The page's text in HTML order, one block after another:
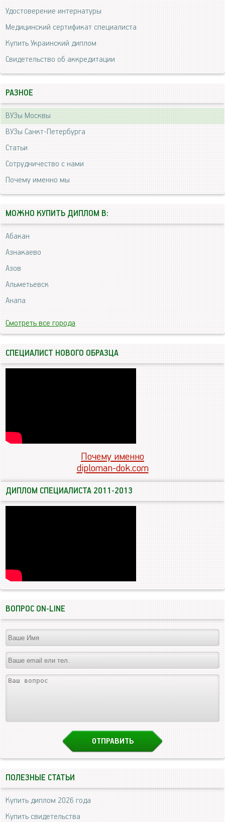
Удостоверение интернатуры
Медицинский сертификат специалиста
Купить Украинский диплом
Свидетельство об аккредитации
РАЗНОЕ
ВУЗы Москвы
ВУЗы Санкт-Петербурга
Статьи
Сотрудничество с нами
Почему именно мы
МОЖНО КУПИТЬ ДИПЛОМ В:
Абакан
Азнакаево
Азов
Альметьевск
Анапа
Смотреть все города
СПЕЦИАЛИСТ НОВОГО ОБРАЗЦА
Почему именно
diploman-dok.com
ДИПЛОМ СПЕЦИАЛИСТА 2011-2013
ВОПРОС ON-LINE
ПОЛЕЗНЫЕ СТАТЬИ
Купить диплом 2026 года
Купить свидетельства